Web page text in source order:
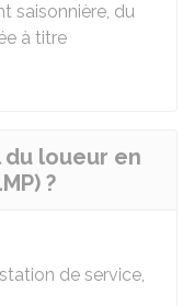
saisonnière, du
à titre
loueur en
?
de service,